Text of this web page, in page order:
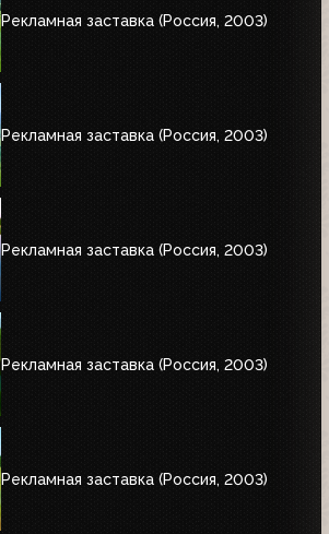
Рекламная заставка (Россия, 2003)
Рекламная заставка (Россия, 2003)
Рекламная заставка (Россия, 2003)
Рекламная заставка (Россия, 2003)
Рекламная заставка (Россия, 2003)